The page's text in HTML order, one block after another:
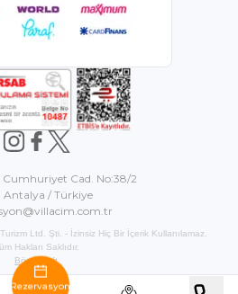
Cumhuriyet Cad. No:38/2
Antalya / Türkiye
Ltd. Şti. - İzinsiz Hiç Bir İçerik Kullanılamaz.
Hakları Saklıdır.
BöcekSoft
Rezervasyon